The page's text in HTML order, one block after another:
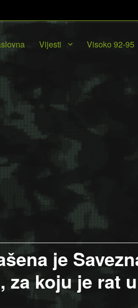
Vijesti Visoko 92-95
je
koju je rat